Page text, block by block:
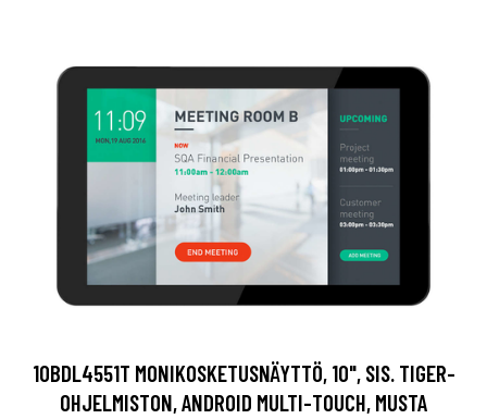
10BDL4551T MONIKOSKETUSNÄYTTÖ, 10", SIS. TIGER-
OHJELMISTON, ANDROID MULTI-TOUCH, MUSTA